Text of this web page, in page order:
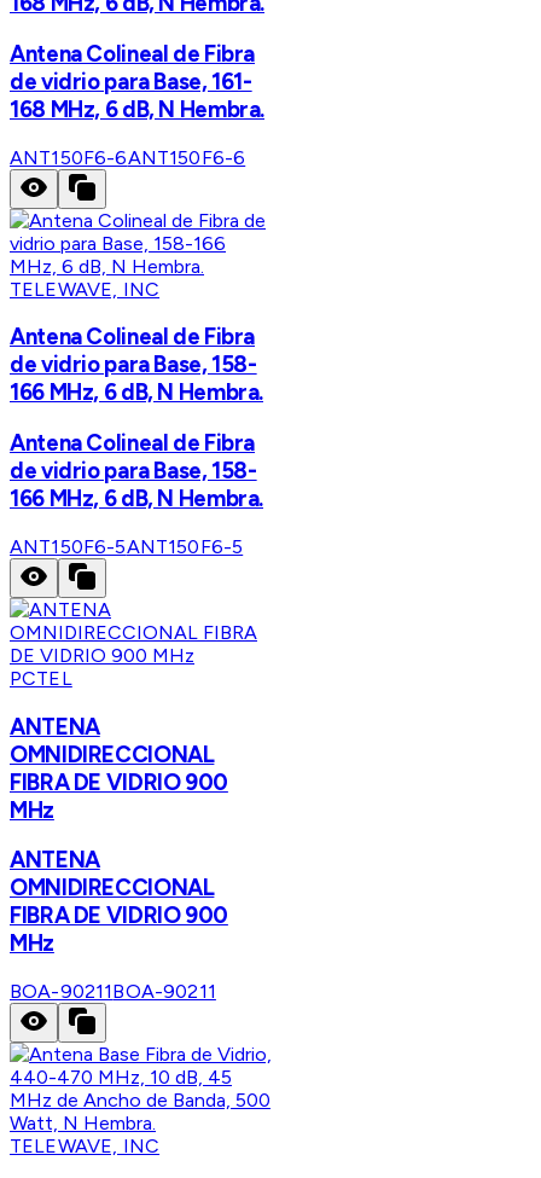
Antena Colineal de Fibra
de vidrio para Base, 161-
168 MHz, 6 dB, N Hembra.
ANT150F6-6ANT150F6-6
TELEWAVE, INC
Antena Colineal de Fibra
de vidrio para Base, 158-
166 MHz, 6 dB, N Hembra.
Antena Colineal de Fibra
de vidrio para Base, 158-
166 MHz, 6 dB, N Hembra.
ANT150F6-5ANT150F6-5
PCTEL
ANTENA
OMNIDIRECCIONAL
FIBRA DE VIDRIO 900
MHz
ANTENA
OMNIDIRECCIONAL
FIBRA DE VIDRIO 900
MHz
BOA-90211BOA-90211
TELEWAVE, INC